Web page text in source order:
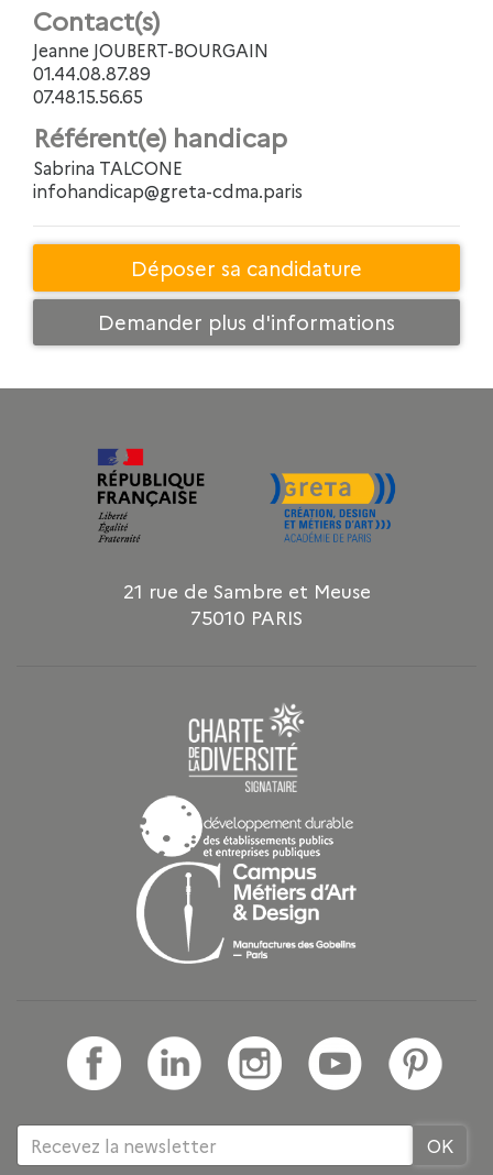
Contact(s)
Jeanne JOUBERT-BOURGAIN
01.44.08.87.89
07.48.15.56.65
Référent(e) handicap
Sabrina TALCONE
infohandicap@greta-cdma.paris
Déposer sa candidature
Demander plus d'informations
21 rue de Sambre et Meuse
75010 PARIS